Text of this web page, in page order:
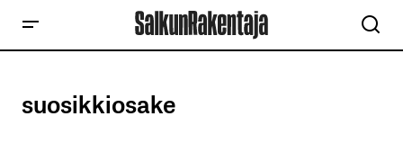
suosikkiosake